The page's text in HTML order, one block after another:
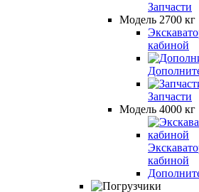
Запчасти
Модель 2700 кг
кабиной
Запчасти
Модель 4000 кг
кабиной